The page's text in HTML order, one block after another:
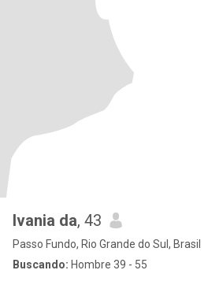
Ivania da, 43
Passo Fundo, Rio Grande do Sul, Brasil
Buscando: Hombre 39 - 55